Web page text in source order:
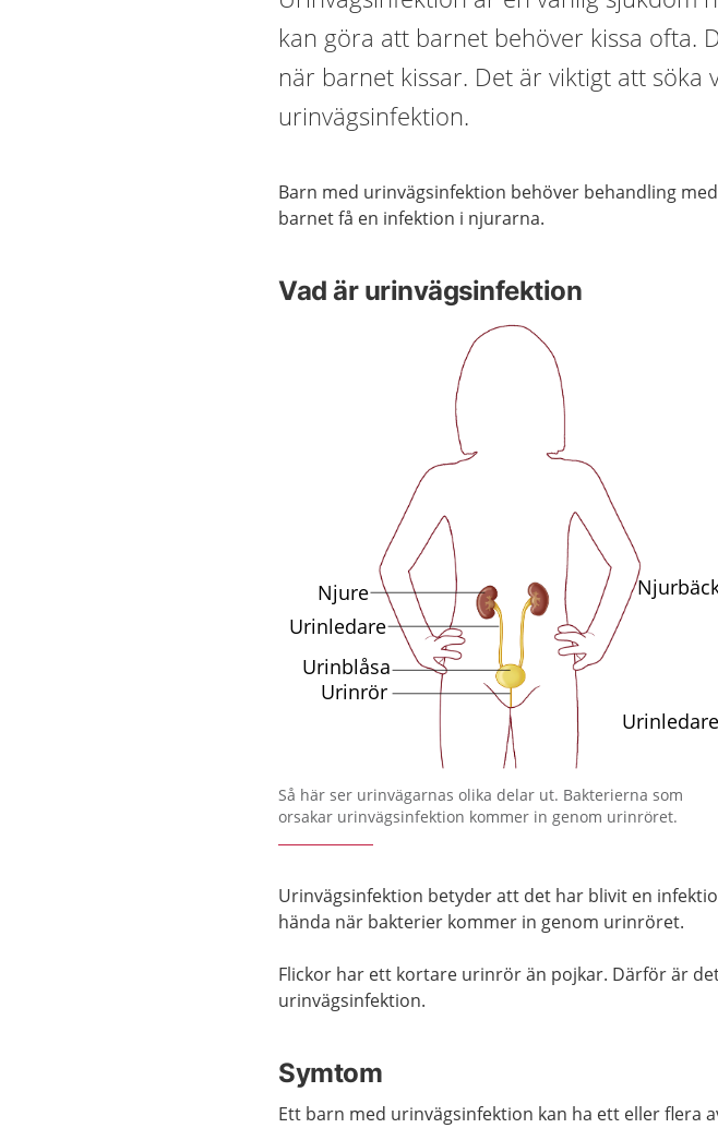
kan göra att barnet behöver kissa ofta.
när barnet kissar. Det är viktigt att
urinvägsinfektion.
Barn med urinvägsinfektion behöver behandling
barnet få en infektion i njurarna.
Vad är urinvägsinfektion
Så här ser urinvägarnas olika delar ut. Bakterierna som
orsakar urinvägsinfektion kommer in genom urinröret.
Urinvägsinfektion betyder att det har blivit en
hända när bakterier kommer in genom urinröret.
Flickor har ett kortare urinrör än pojkar. Därför är
urinvägsinfektion.
Symtom
Ett barn med urinvägsinfektion kan ha ett eller flera